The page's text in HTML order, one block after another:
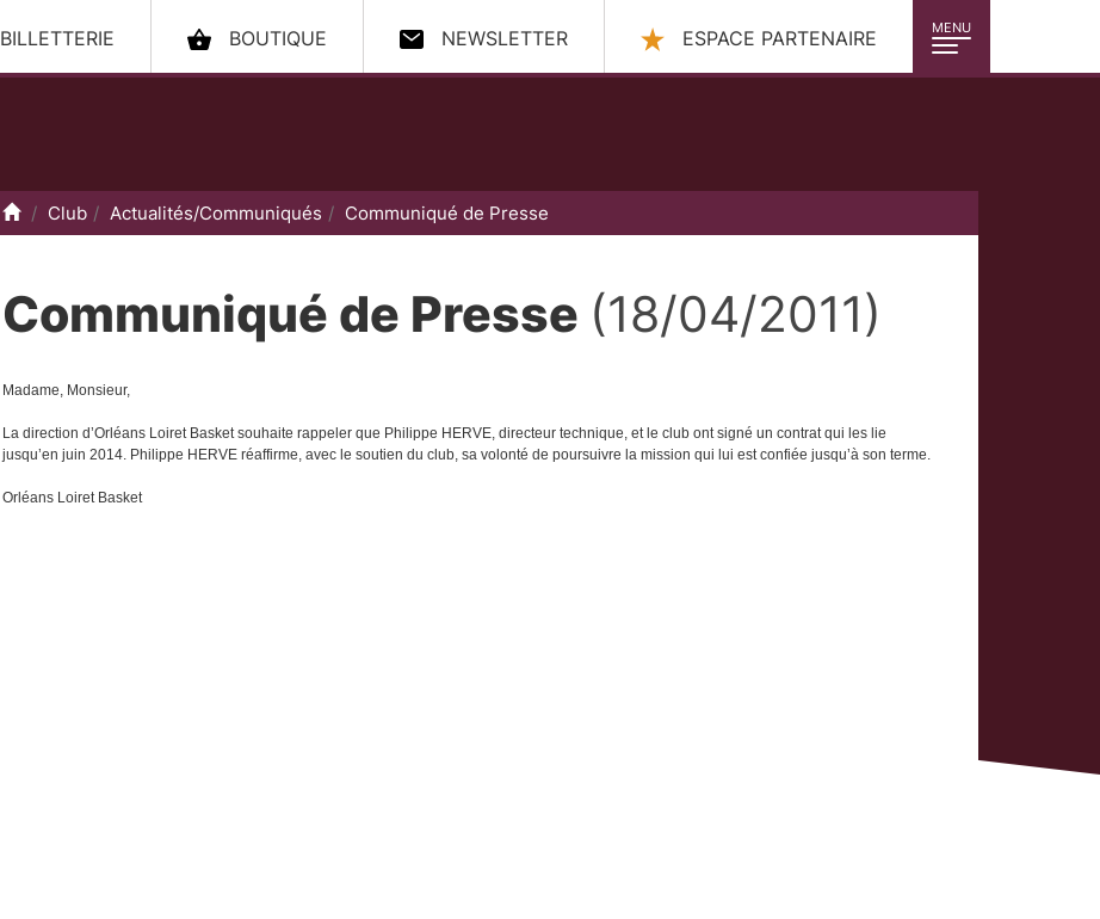
MENU
BILLETTERIE BOUTIQUE NEWSLETTER ESPACE PARTENAIRE
Accueil
Club Actualités/Communiqués Communiqué de Presse
Communiqué de Presse (18/04/2011)
Madame, Monsieur,
La direction d’Orléans Loiret Basket souhaite rappeler que Philippe HERVE, directeur technique, et le club ont signé un contrat qui les lie
jusqu’en juin 2014. Philippe HERVE réaffirme, avec le soutien du club, sa volonté de poursuivre la mission qui lui est confiée jusqu’à son terme.
Orléans Loiret Basket